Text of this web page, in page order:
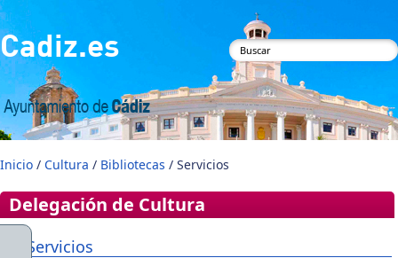
Pasar al contenido principal
Cadiz.es
Formulario de
búsqueda
Inicio / Cultura / Bibliotecas / Servicios
Delegación de Cultura
Servicios